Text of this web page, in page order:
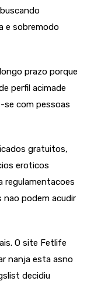
e sobremodo
prazo porque
perfil acimade
se com pessoas
gratuitos,
eroticos
regulamentacoes
podem acudir
O site Fetlife
nanja esta asno
decidiu